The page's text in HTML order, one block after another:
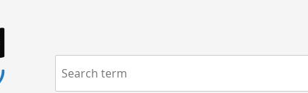
Navigation